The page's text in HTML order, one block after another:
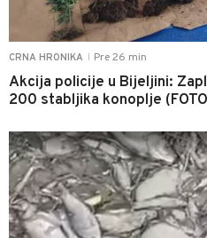
CRNA HRONIKA Pre 26 min
Akcija policije u Bijeljini:
200 stabljika konoplje